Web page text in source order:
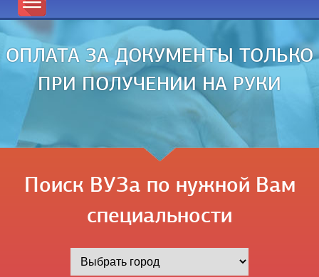
ОПЛАТА ЗА ДОКУМЕНТЫ ТОЛЬКО
ПРИ ПОЛУЧЕНИИ НА РУКИ
Поиск ВУЗа по нужной Вам
специальности